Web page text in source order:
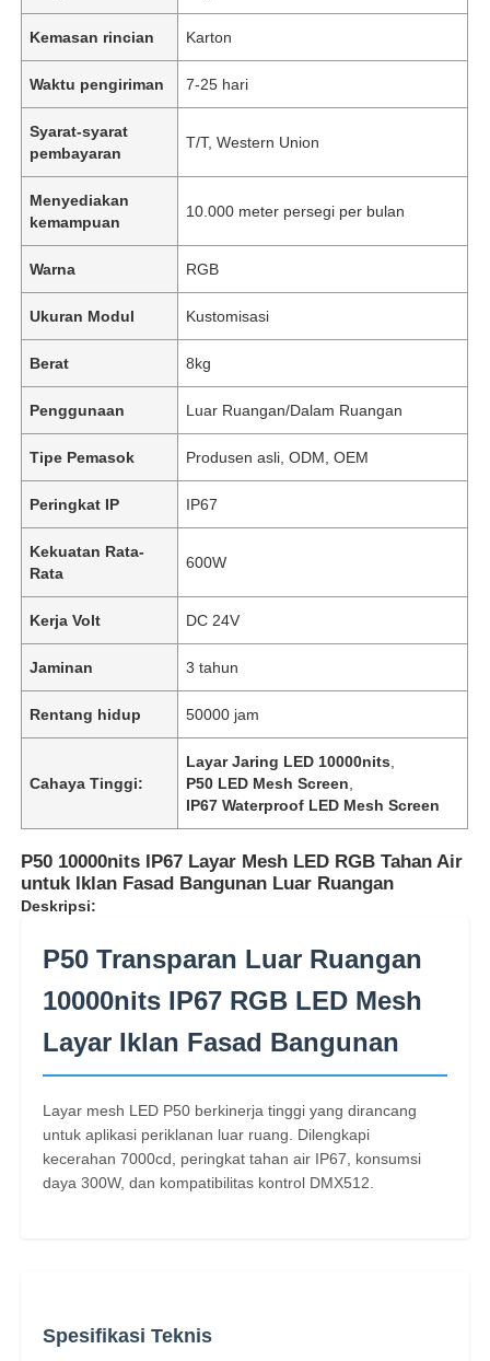
Kemasan rincian Karton
Waktu pengiriman 7-25 hari
Syarat-syarat
pembayaran
T/T, Western Union
Menyediakan
kemampuan
10.000 meter persegi per bulan
Warna RGB
Ukuran Modul Kustomisasi
Berat 8kg
Penggunaan Luar Ruangan/Dalam Ruangan
Tipe Pemasok Produsen asli, ODM, OEM
Peringkat IP IP67
Kekuatan Rata-
Rata
600W
Kerja Volt DC 24V
Jaminan 3 tahun
Rentang hidup 50000 jam
Cahaya Tinggi:
Layar Jaring LED 10000nits
P50 LED Mesh Screen
IP67 Waterproof LED Mesh Screen
P50 10000nits IP67 Layar Mesh LED RGB Tahan Air
untuk Iklan Fasad Bangunan Luar Ruangan
Deskripsi:
P50 Transparan Luar Ruangan
10000nits IP67 RGB LED Mesh
Layar Iklan Fasad Bangunan
Layar mesh LED P50 berkinerja tinggi yang dirancang
untuk aplikasi periklanan luar ruang. Dilengkapi
kecerahan 7000cd, peringkat tahan air IP67, konsumsi
daya 300W, dan kompatibilitas kontrol DMX512.
Spesifikasi Teknis